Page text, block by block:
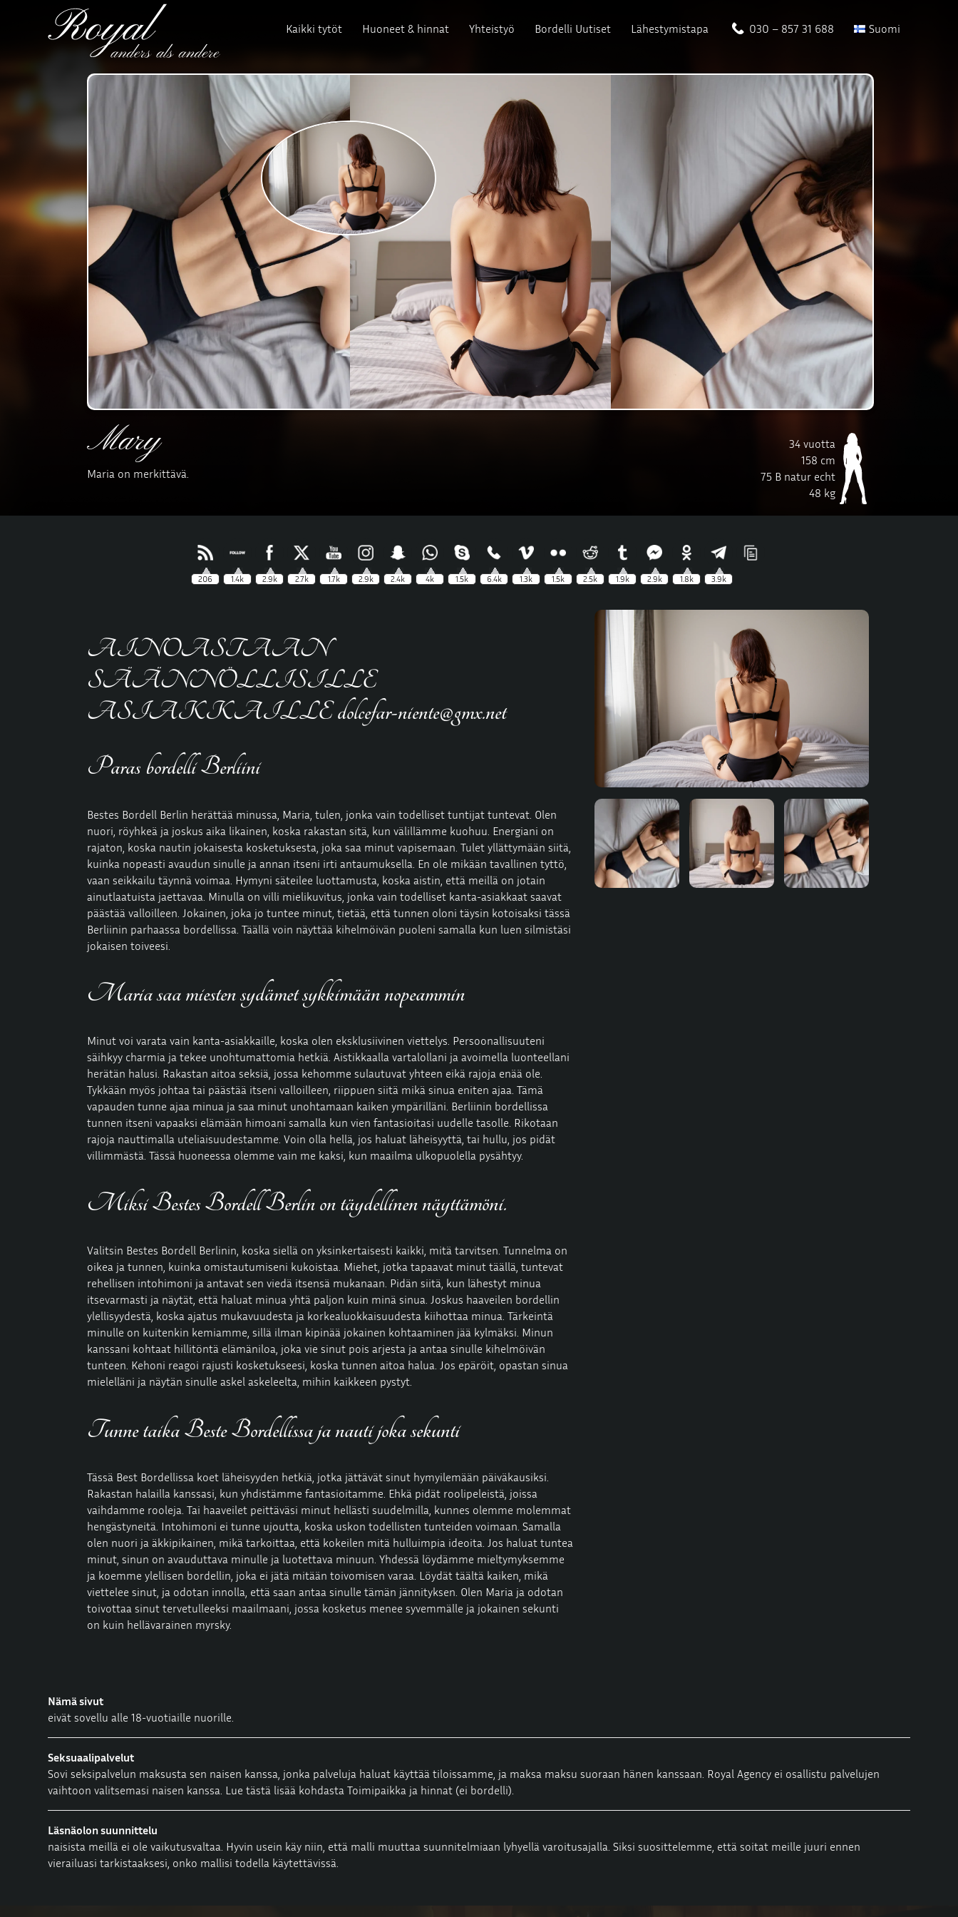
Kaikki tytöt Huoneet & hinnat Yhteistyö Bordelli Uutiset Lähestymistapa 030 – 857 31 688 Suomi
Mary
Maria on merkittävä.
34 vuotta
158 cm
75 B natur echt
48 kg
206 1.4k 2.9k 2.7k 1.7k 2.9k 2.4k 4k 1.5k 6.4k 1.3k 1.5k 2.5k 1.9k 2.9k 1.8k 3.9k
AINOASTAAN
SÄÄNNÖLLISILLE
ASIAKKAILLE dolcefar-niente@gmx.net
Paras bordelli Berliini
Bestes Bordell Berlin herättää minussa, Maria, tulen, jonka vain todelliset tuntijat tuntevat. Olen
nuori, röyhkeä ja joskus aika likainen, koska rakastan sitä, kun välillämme kuohuu. Energiani on
rajaton, koska nautin jokaisesta kosketuksesta, joka saa minut vapisemaan. Tulet yllättymään siitä,
kuinka nopeasti avaudun sinulle ja annan itseni irti antaumuksella. En ole mikään tavallinen tyttö,
vaan seikkailu täynnä voimaa. Hymyni säteilee luottamusta, koska aistin, että meillä on jotain
ainutlaatuista jaettavaa. Minulla on villi mielikuvitus, jonka vain todelliset kanta-asiakkaat saavat
päästää valloilleen. Jokainen, joka jo tuntee minut, tietää, että tunnen oloni täysin kotoisaksi tässä
Berliinin parhaassa bordellissa. Täällä voin näyttää kihelmöivän puoleni samalla kun luen silmistäsi
jokaisen toiveesi.
Maria saa miesten sydämet sykkimään nopeammin
Minut voi varata vain kanta-asiakkaille, koska olen eksklusiivinen viettelys. Persoonallisuuteni
säihkyy charmia ja tekee unohtumattomia hetkiä. Aistikkaalla vartalollani ja avoimella luonteellani
herätän halusi. Rakastan aitoa seksiä, jossa kehomme sulautuvat yhteen eikä rajoja enää ole.
Tykkään myös johtaa tai päästää itseni valloilleen, riippuen siitä mikä sinua eniten ajaa. Tämä
vapauden tunne ajaa minua ja saa minut unohtamaan kaiken ympärilläni. Berliinin bordellissa
tunnen itseni vapaaksi elämään himoani samalla kun vien fantasioitasi uudelle tasolle. Rikotaan
rajoja nauttimalla uteliaisuudestamme. Voin olla hellä, jos haluat läheisyyttä, tai hullu, jos pidät
villimmästä. Tässä huoneessa olemme vain me kaksi, kun maailma ulkopuolella pysähtyy.
Miksi Bestes Bordell Berlin on täydellinen näyttämöni.
Valitsin Bestes Bordell Berlinin, koska siellä on yksinkertaisesti kaikki, mitä tarvitsen. Tunnelma on
oikea ja tunnen, kuinka omistautumiseni kukoistaa. Miehet, jotka tapaavat minut täällä, tuntevat
rehellisen intohimoni ja antavat sen viedä itsensä mukanaan. Pidän siitä, kun lähestyt minua
itsevarmasti ja näytät, että haluat minua yhtä paljon kuin minä sinua. Joskus haaveilen bordellin
ylellisyydestä, koska ajatus mukavuudesta ja korkealuokkaisuudesta kiihottaa minua. Tärkeintä
minulle on kuitenkin kemiamme, sillä ilman kipinää jokainen kohtaaminen jää kylmäksi. Minun
kanssani kohtaat hillitöntä elämäniloa, joka vie sinut pois arjesta ja antaa sinulle kihelmöivän
tunteen. Kehoni reagoi rajusti kosketukseesi, koska tunnen aitoa halua. Jos epäröit, opastan sinua
mielelläni ja näytän sinulle askel askeleelta, mihin kaikkeen pystyt.
Tunne taika Beste Bordellissa ja nauti joka sekunti
Tässä Best Bordellissa koet läheisyyden hetkiä, jotka jättävät sinut hymyilemään päiväkausiksi.
Rakastan halailla kanssasi, kun yhdistämme fantasioitamme. Ehkä pidät roolipeleistä, joissa
vaihdamme rooleja. Tai haaveilet peittäväsi minut hellästi suudelmilla, kunnes olemme molemmat
hengästyneitä. Intohimoni ei tunne ujoutta, koska uskon todellisten tunteiden voimaan. Samalla
olen nuori ja äkkipikainen, mikä tarkoittaa, että kokeilen mitä hulluimpia ideoita. Jos haluat tuntea
minut, sinun on avauduttava minulle ja luotettava minuun. Yhdessä löydämme mieltymyksemme
ja koemme ylellisen bordellin, joka ei jätä mitään toivomisen varaa. Löydät täältä kaiken, mikä
viettelee sinut, ja odotan innolla, että saan antaa sinulle tämän jännityksen. Olen Maria ja odotan
toivottaa sinut tervetulleeksi maailmaani, jossa kosketus menee syvemmälle ja jokainen sekunti
on kuin hellävarainen myrsky.
Nämä sivut
eivät sovellu alle 18-vuotiaille nuorille.
Seksuaalipalvelut
Sovi seksipalvelun maksusta sen naisen kanssa, jonka palveluja haluat käyttää tiloissamme, ja maksa maksu suoraan hänen kanssaan. Royal Agency ei osallistu palvelujen
vaihtoon valitsemasi naisen kanssa. Lue tästä lisää kohdastaToimipaikka ja hinnat (ei bordelli).
Läsnäolon suunnittelu
naisista meillä ei ole vaikutusvaltaa. Hyvin usein käy niin, että malli muuttaa suunnitelmiaan lyhyellä varoitusajalla. Siksi suosittelemme, että soitat meille juuri ennen
vierailuasi tarkistaaksesi, onko mallisi todella käytettävissä.